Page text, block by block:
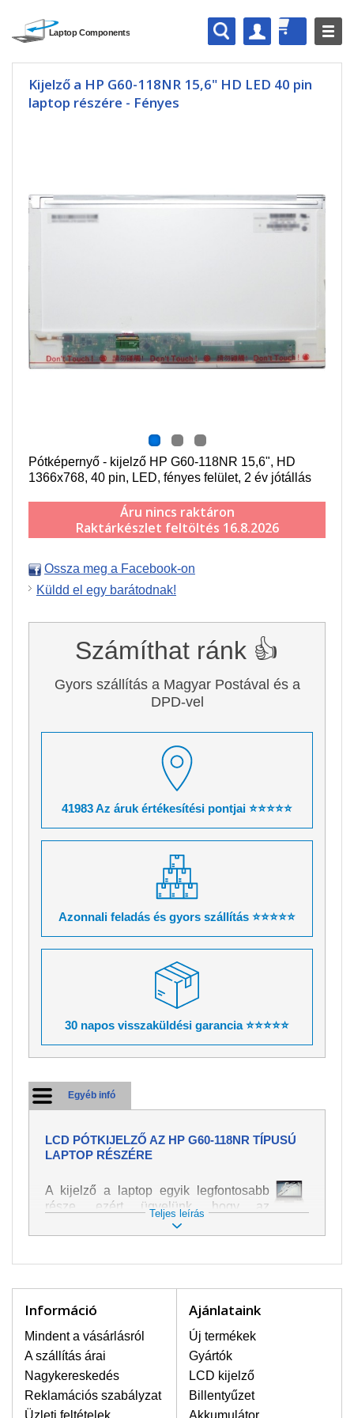
Kijelző a HP G60-118NR 15,6" HD LED 40 pin
laptop részére - Fényes
Pótképernyő - kijelző HP G60-118NR 15,6", HD
1366x768, 40 pin, LED, fényes felület, 2 év jótállás
Áru nincs raktáron
Raktárkészlet feltöltés 16.8.2026
Ossza meg a Facebook-on
Küldd el egy barátodnak!
Számíthat ránk 👍
Gyors szállítás a Magyar Postával és a
DPD-vel
41983 Az áruk értékesítési pontjai ⭐⭐⭐⭐⭐
Azonnali feladás és gyors szállítás ⭐⭐⭐⭐⭐
30 napos visszaküldési garancia ⭐⭐⭐⭐⭐
Egyéb infó
LCD PÓTKIJELZŐ AZ HP G60-118NR TÍPUSÚ
LAPTOP RÉSZÉRE
A kijelző a laptop egyik legfontosabb
része, ezért ügyelünk, hogy az
pótalkatrész a legjobb minőségű
legyen. A kép és szöveg különféle
laptoppal legnagyobb óvatossággal
bekövetkezett sérülések közé a
mechanikai sérüléseket lehet besorolni,
mint pl. széttört vagy megrepedt kijelző.
Továbbá még a függőleges csíkozást,
kijelző sötétségét, villogását vagy
egyenetlen fényességét.
Teljes leírás
Információ
Mindent a vásárlásról
A szállítás árai
Nagykereskedés
Reklamációs szabályzat
Üzleti feltételek
Ajánlataink
Új termékek
Gyártók
LCD kijelző
Billentyűzet
Akkumulátor